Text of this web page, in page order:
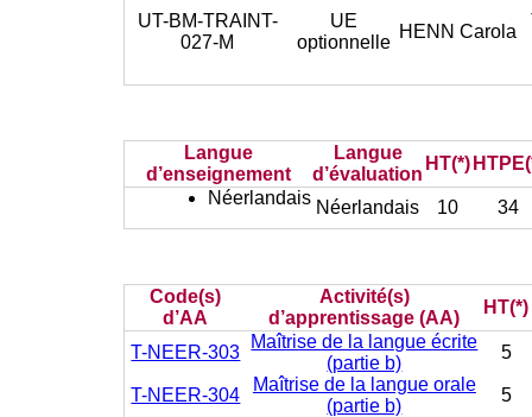
UT-BM-TRAINT-
027-M
UE
optionnelle
HENN Carola
Langue
d’enseignement
Langue
d’évaluation
HT(*)
Néerlandais Néerlandais 10 34
Code(s)
d’AA
Activité(s)
d’apprentissage (AA)
HT(*)
T-NEER-303
Maîtrise de la langue écrite
(partie b)
5
T-NEER-304
Maîtrise de la langue orale
(partie b)
5